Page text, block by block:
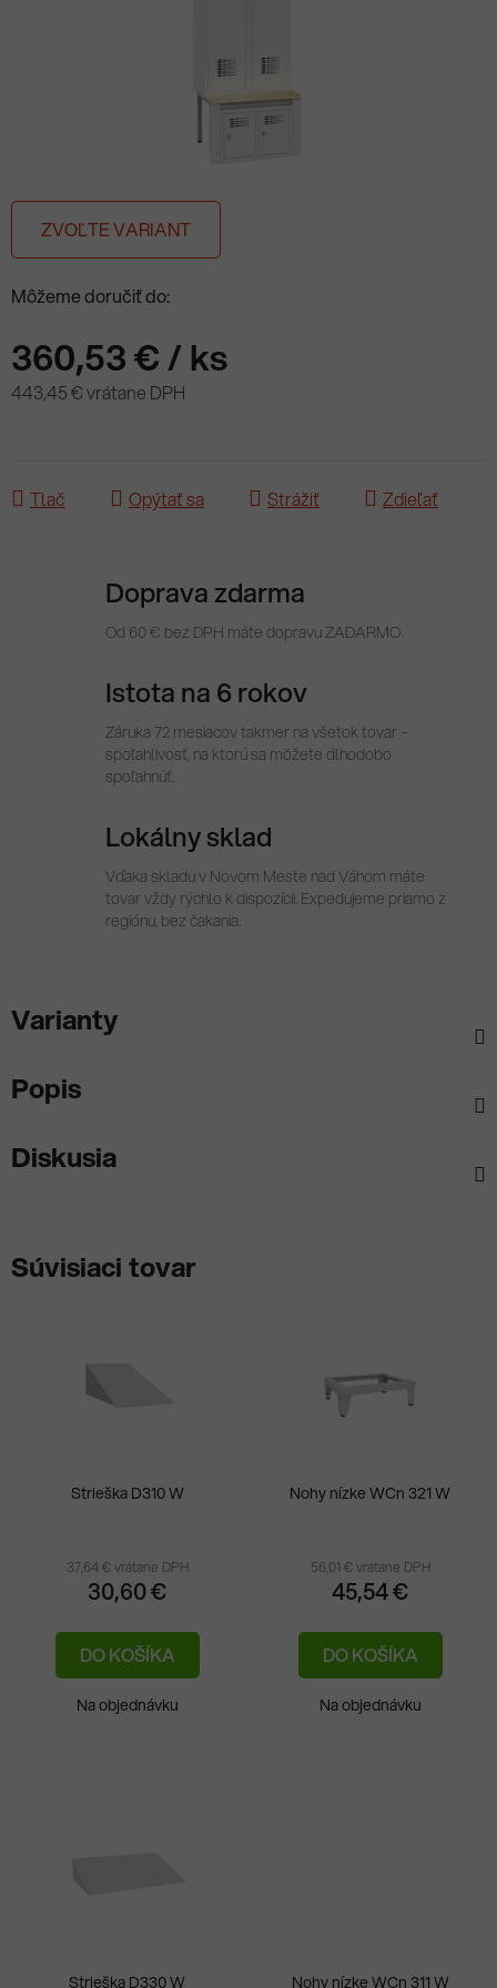
ZVOĽTE VARIANT
Môžeme doručiť do:
360,53 €/ ks
443,45 € vrátane DPH
Tlač Opýtať sa Strážiť Zdieľať
Doprava zdarma
Od 60 € bez DPH máte dopravu ZADARMO
Istota na 6 rokov
Záruka 72 mesiacov takmer na všetok tovar –
spoľahlivosť, na ktorú sa môžete dlhodobo
spoľahnúť.
Lokálny sklad
Vďaka skladu v Novom Meste nad Váhom máte
tovar vždy rýchlo k dispozícii. Expedujeme priamo z
regiónu, bez čakania.
Varianty
Popis
Diskusia
Súvisiaci tovar
Strieška D310 W
37,64 € vrátane DPH
30,60 €
DO KOŠÍKA
Na objednávku
Nohy nízke WCn 321 W
56,01 € vrátane DPH
45,54 €
DO KOŠÍKA
Na objednávku
Strieška D330 W Nohy nízke WCn 311 W